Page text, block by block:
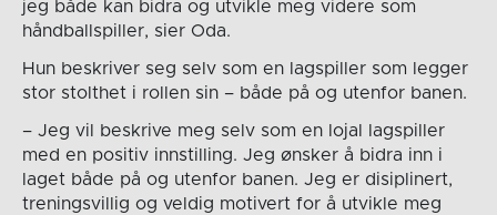
jeg både kan bidra og utvikle meg videre som
håndballspiller, sier Oda.
Hun beskriver seg selv som en lagspiller som legger
stor stolthet i rollen sin – både på og utenfor banen.
– Jeg vil beskrive meg selv som en lojal lagspiller
med en positiv innstilling. Jeg ønsker å bidra inn i
laget både på og utenfor banen. Jeg er disiplinert,
treningsvillig og veldig motivert for å utvikle meg